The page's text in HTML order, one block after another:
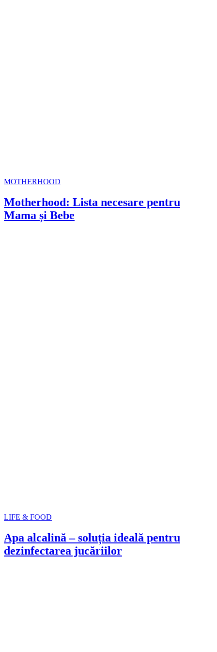
MOTHERHOOD
Motherhood: Lista necesare pentru
Mama și Bebe
LIFE & FOOD
Apa alcalină – soluția ideală pentru
dezinfectarea jucăriilor